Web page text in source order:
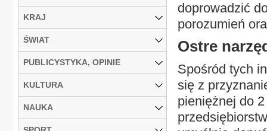
doprowadzić
porozumień
Ostre
Spośród tych
się z
pieniężnej do
KRAJ
ŚWIAT
PUBLICYSTYKA, OPINIE
KULTURA
NAUKA